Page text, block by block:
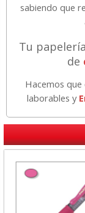
sabiendo que
Tu
de
Hacemos
laborables y